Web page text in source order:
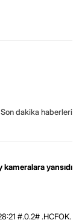
dakika haberleri
yansıdı
#.0.2# .HCFOK.